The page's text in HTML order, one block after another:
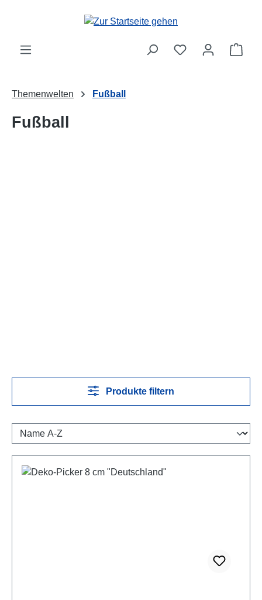
Zum Hauptinhalt springen
Themenwelten Fußball
Fußball
Produkte filtern